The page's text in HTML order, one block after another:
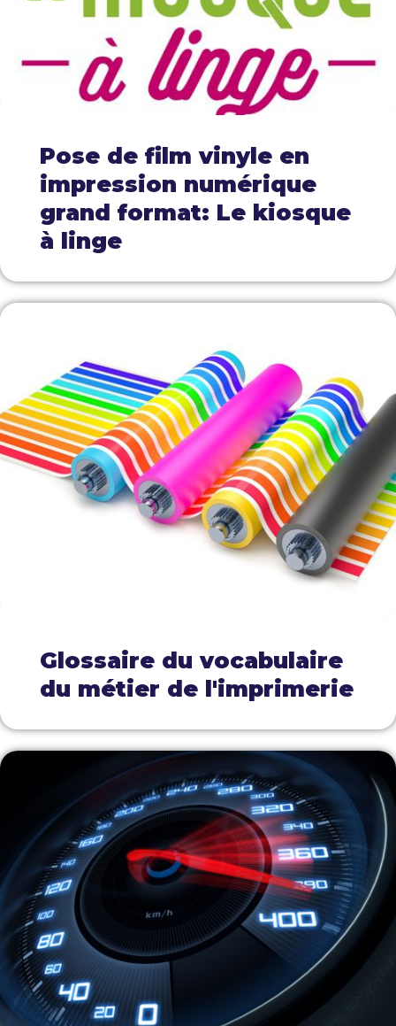
Pose de film vinyle en
impression numérique
grand format: Le kiosque
à linge
Glossaire du vocabulaire
du métier de l'imprimerie